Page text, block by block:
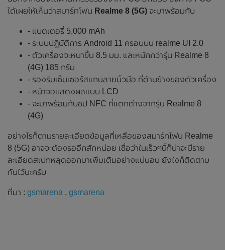
ได้เผยให้เห็นว่าสมาร์ทโฟน Realme 8 (5G) จะมาพร้อมกับ
- แบตเตอรี่ 5,000 mAh
- ระบบปฏิบัติการ Android 11 ครอบบน realme UI 2.0
- ตัวเครื่องจะหนาขึ้น 8.5 มม. และหนักกว่ารุ่น Realme 8
(4G) 185 กรัม
- รองรับเซ็นเซอร์สแกนลายนิ้วมือ ที่ด้านข้างของตัวเครื่อง
- หน้าจอแสดงผลแบบ LCD
- จะมาพร้อมกับชิป NFC ที่แตกต่างจากรุ่น Realme 8
(4G)
อย่างไรก็ตามรายละเอียดข้อมูลที่เหลือของสมาร์ทโฟน Realme
8 (5G) อาจจะต้องรออีกสักหน่อย เชื่อว่าในเร็วๆนี้ก็น่าจะมีราย
ละเอียดสเปกหลุดออกมาเพิ่มเติมอย่างแน่นอน ยังไงก็ติดตาม
กันไว้นะครับ
ที่มา : gsmarena , gsmarena